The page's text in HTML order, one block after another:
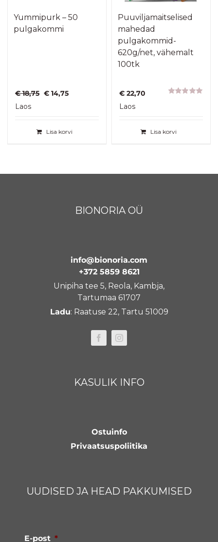
Yummipurk – 50
pulgakommi
€18,75 Algne
€ 14,75Praegune
Laos
Lisa korvi
Puuviljamaitselised
mahedad
pulgakommid-
620g/net, vähemalt
100tk
€ 22,70
Laos
Lisa korvi
BIONORIA OÜ
info@bionoria.com
+372 5859 8621
Unipiha tee 5, Reola, Kambja,
Tartumaa 61707
Ladu: Raatuse 22, Tartu 51009
KASULIK INFO
Ostuinfo
Privaatsuspoliitika
UUDISED JA HEAD PAKKUMISED
E-post *